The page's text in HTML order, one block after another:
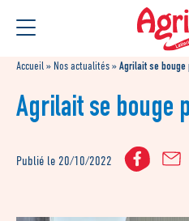
au
contenu
Accueil » Nos actualités»Agrilait se
Agrilait se bouge
Publié le 20/10/2022